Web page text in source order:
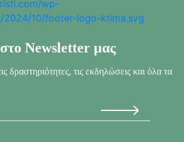
Newsletter μας
δραστηριότητες, τις εκδηλώσεις και όλα τα